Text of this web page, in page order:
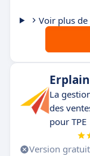
Voir plus
Erplain
La
des
pour TPE
Version